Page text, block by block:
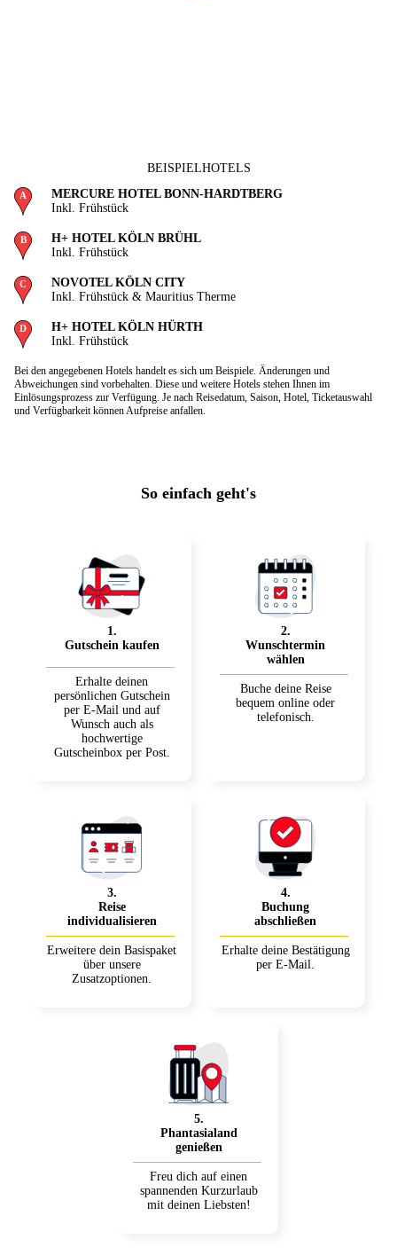
BEISPIELHOTELS
MERCURE HOTEL BONN-HARDTBERG
Inkl. Frühstück
H+ HOTEL KÖLN BRÜHL
Inkl. Frühstück
NOVOTEL KÖLN CITY
Inkl. Frühstück & Mauritius Therme
H+ HOTEL KÖLN HÜRTH
Inkl. Frühstück
Bei den angegebenen Hotels handelt es sich um Beispiele. Änderungen und
Abweichungen sind vorbehalten. Diese und weitere Hotels stehen Ihnen im
Einlösungsprozess zur Verfügung. Je nach Reisedatum, Saison, Hotel, Ticketauswahl
und Verfügbarkeit können Aufpreise anfallen.
So einfach geht's
1.
Gutschein kaufen
Erhalte deinen
persönlichen Gutschein
per E-Mail und auf
Wunsch auch als
hochwertige
Gutscheinbox per Post.
2.
Wunschtermin
wählen
Buche deine Reise
bequem online oder
telefonisch.
3.
Reise
individualisieren
Erweitere dein Basispaket
über unsere
Zusatzoptionen.
4.
Buchung
abschließen
Erhalte deine Bestätigung
per E-Mail.
5.
Phantasialand
genießen
Freu dich auf einen
spannenden Kurzurlaub
mit deinen Liebsten!